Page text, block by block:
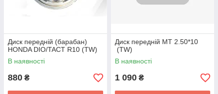
Диск передній (барабан)
HONDA DIO/TACT R10 (TW)
В наявності
880 ₴
Диск передній MT 2.50*10
(TW)
В наявності
1 090 ₴